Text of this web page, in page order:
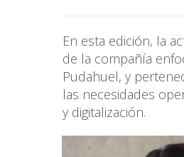
En esta edición, la
de la compañía
Pudahuel, y
las necesidades
y digitalización.